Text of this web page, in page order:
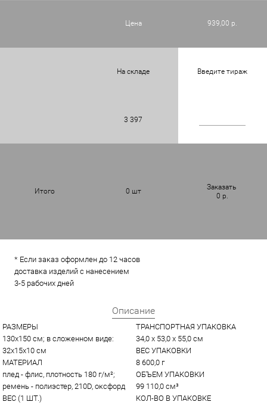
Цена 939,00 р.
На складе Введите тираж
3 397
Итого 0 шт
Заказать
0 р.
* Если заказ оформлен до 12 часов
доставка изделий с нанесением
3-5 рабочих дней
Описание
РАЗМЕРЫ
130х150 см; в сложенном виде:
32x15x10 см
МАТЕРИАЛ
плед - флис, плотность 180 г/м²;
ремень - полиэстер, 210D, оксфорд
ВЕС (1 ШТ.)
ТРАНСПОРТНАЯ УПАКОВКА
34,0 x 53,0 x 55,0 см
ВЕС УПАКОВКИ
8 600,0 г
ОБЪЕМ УПАКОВКИ
99 110,0 см³
КОЛ-ВО В УПАКОВКЕ